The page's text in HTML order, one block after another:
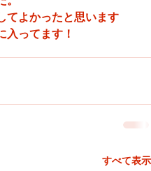
てよかったと思います
入ってます！
すべて表示